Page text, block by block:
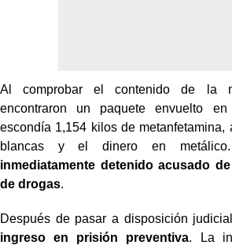
Al comprobar el contenido de la
encontraron un paquete envuelto
escondía 1,154 kilos de metanfetamina,
blancas y el dinero en
inmediatamente detenido acusado
de drogas.
Después de pasar a disposición
ingreso en prisión preventiva. La